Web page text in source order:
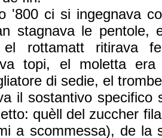
'800 ci si ingegnava
stagnava le pentole,
el rottamatt ritirava
topi, el moletta
di sedie, el
il sostantivo specifico
quèll del zuccher
a scommessa), de la